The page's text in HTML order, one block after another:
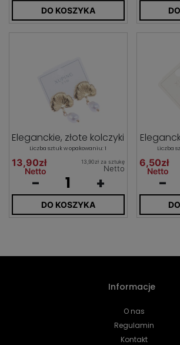
DO KOSZYKA
Eleganckie, złote kolczyki
Liczba sztuk w opakowaniu: 1
13,90zł
Netto
13,90zł za sztukę
Netto
- +
DO KOSZYKA
Liczba
6,50zł
Netto
-
Informacje
O nas
Regulamin
Kontakt